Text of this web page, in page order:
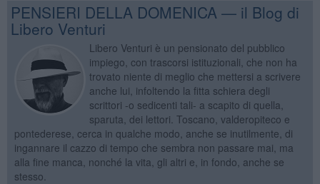
PENSIERI DELLA DOMENICA — il Blog di
Libero Venturi
Libero Venturi è un pensionato del pubblico
impiego, con trascorsi istituzionali, che non ha
trovato niente di meglio che mettersi a scrivere
anche lui, infoltendo la fitta schiera degli
scrittori -o sedicenti tali- a scapito di quella,
sparuta, dei lettori. Toscano, valderopiteco e
pontederese, cerca in qualche modo, anche se inutilmente, di
ingannare il cazzo di tempo che sembra non passare mai, ma
alla fine manca, nonché la vita, gli altri e, in fondo, anche se
stesso.